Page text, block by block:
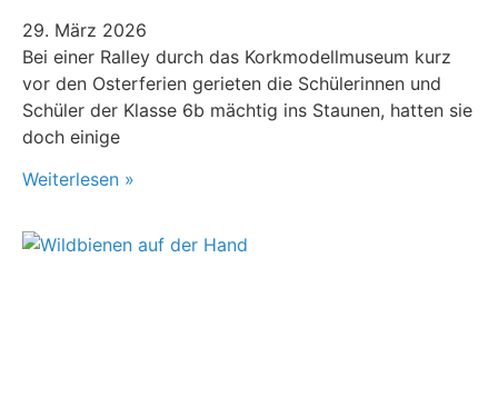
29. März 2026
Bei einer Ralley durch das Korkmodellmuseum kurz
vor den Osterferien gerieten die Schülerinnen und
Schüler der Klasse 6b mächtig ins Staunen, hatten sie
doch einige
Weiterlesen »